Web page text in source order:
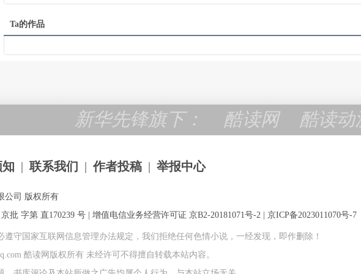
Ta的作品
新华先锋旗下： 酷读网 酷读动
| 联系我们 | 作者投稿 | 举报中心
公司 版权所有
批 字第 直170239 号 | 增值电信业务经营许可证 京B2-20181071号-2 | 京ICP备2023011070号-7
遵守国家互联网信息管理办法规定，我们拒绝任何色情小说，一经发现，即作删除！
酷读网版权所有 未经许可不得擅自转载本站内容。